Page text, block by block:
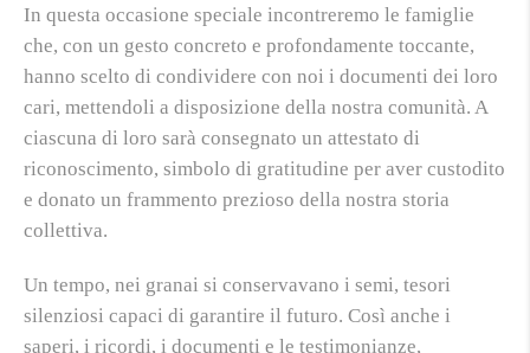
In questa occasione speciale incontreremo le famiglie
che, con un gesto concreto e profondamente toccante,
hanno scelto di condividere con noi i documenti dei loro
cari, mettendoli a disposizione della nostra comunità. A
ciascuna di loro sarà consegnato un attestato di
riconoscimento, simbolo di gratitudine per aver custodito
e donato un frammento prezioso della nostra storia
collettiva.
Un tempo, nei granai si conservavano i semi, tesori
silenziosi capaci di garantire il futuro. Così anche i
saperi, i ricordi, i documenti e le testimonianze,